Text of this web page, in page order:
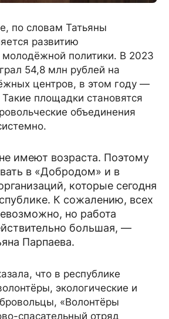
по словам Татьяны
развитию
молодёжной политики. В 2023
54,8 млн рублей на
центров, в этом году —
площадки становятся
объединения
имеют возраста. Поэтому
в «Добродом» и в
которые сегодня
К сожалению, всех
но работа
большая, —
Парпаева.
что в республике
экологические и
«Волонтёры
спасательный отряд